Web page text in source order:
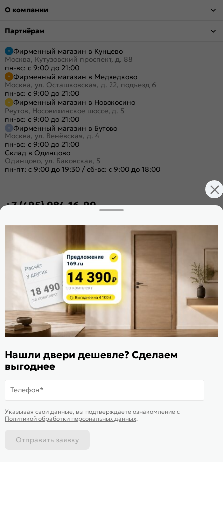
В корзину-5 370₽ Купить в 1 клик
Доставимзавтра
О компании
Партнёрам
Фирменный магазин в Кунцево
Москва, Кутузовский проспект, д. 88
пн-вс: с 9:00 до 21:00
Фирменный магазин в Медведково
Москва, ул. Осташковская, д. 22, подъезд 6
пн-вс: с 9:00 до 21:00
Фирменный магазин в Новокосино
Реутов, Носовихинское шоссе, д. 5
пн-вс: с 9:00 до 21:00
Фирменный магазин в Бутово
Москва, ул. Венёвская, д. 4
пн-вс: с 9:00 до 21:00
Склад в Одинцово
Одинцово, ул. Баковская, 5
пн-пт: с 9:00 до 19:30 / сб-вс: с 9:00 до 18:00
+7 (495) 984-16-99
Расскажите о нас
Поделиться
Оцените магазин
ИКС 1340
© 2010—2026 Склад Дверей 169.RU
Пользовательское соглашение
Политика обработки персональных данных
Карта сайта
Нашли двери дешевле? Сделаем
выгоднее
Телефон*
Указывая свои данные, вы подтверждаете ознакомление c
Политикой обработки персональных данных.
Отправить заявку